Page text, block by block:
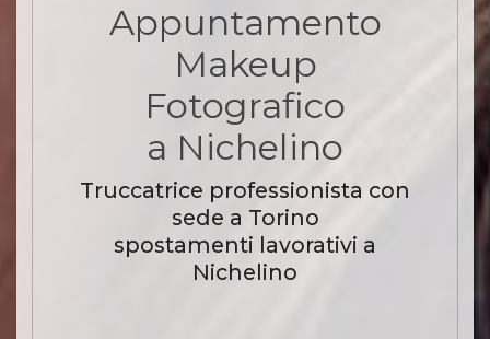
Appuntamento
Makeup
Fotografico
a Nichelino
Truccatrice professionista con
sede a Torino
spostamenti lavorativi a
Nichelino